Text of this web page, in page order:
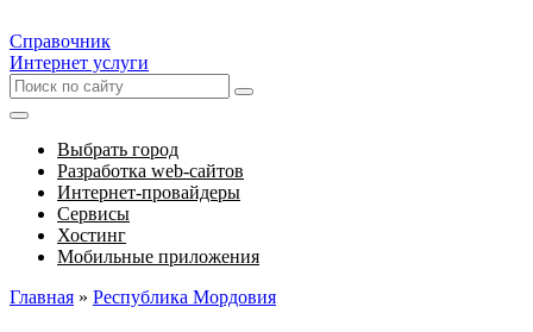
Справочник
Интернет услуги
Выбрать город
Разработка web-сайтов
Интернет-провайдеры
Сервисы
Хостинг
Мобильные приложения
Главная » Республика Мордовия